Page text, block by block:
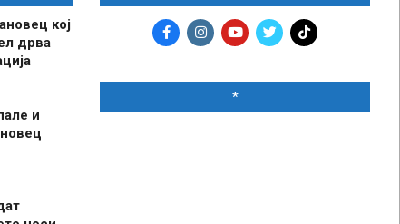
кој
дрва
и
*